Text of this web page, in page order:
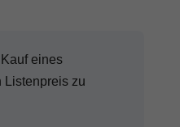
eines
Listenpreis zu